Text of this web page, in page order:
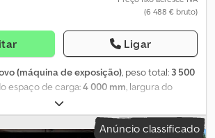
(6 488 € bruto)
Ligar
(máquina de exposição), peso total: 3 500
espaço de carga:4 000 mm, largura do
, altura do espaço de carga:
, Muitos modelos e versões populares
Mais é simplesmente mais valor
Anúncio classificado